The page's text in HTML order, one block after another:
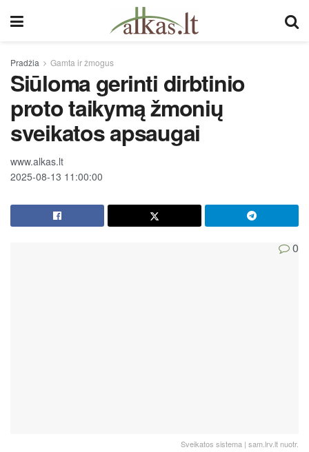
Pradžia Gamta ir žmogus
Siūloma gerinti dirbtinio
proto taikymą žmonių
sveikatos apsaugai
www.alkas.lt
2025-08-13 11:00:00
0
Sveikatos sistema | sam.lrv.lt nuotr.